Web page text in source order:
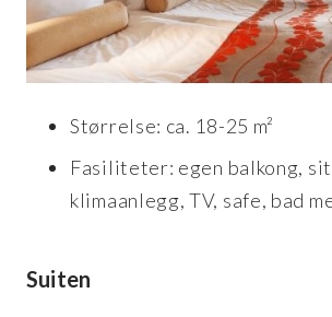
Størrelse: ca. 18-25 m²
Fasiliteter: egen balkong,
klimaanlegg, TV, safe, bad
Suiten